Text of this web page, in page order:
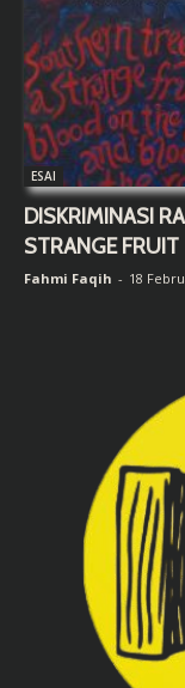
ESAI
DISKRIMINASI
STRANGE FRUIT
Fahmi Faqih - 18